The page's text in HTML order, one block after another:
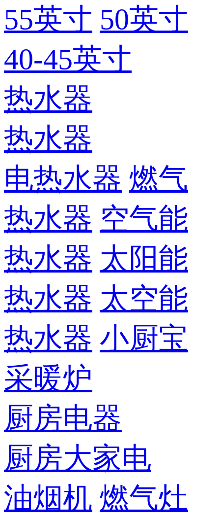
55英寸 50英寸
40-45英寸
热水器
热水器
电热水器 燃气
热水器 空气能
热水器 太阳能
热水器 太空能
热水器 小厨宝
采暖炉
厨房电器
厨房大家电
油烟机 燃气灶